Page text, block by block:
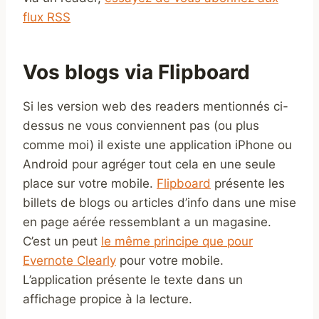
flux RSS
Vos blogs via Flipboard
Si les version web des readers mentionnés ci-
dessus ne vous conviennent pas (ou plus
comme moi) il existe une application iPhone ou
Android pour agréger tout cela en une seule
place sur votre mobile. Flipboard présente les
billets de blogs ou articles d’info dans une mise
en page aérée ressemblant a un magasine.
C’est un peut le même principe que pour
Evernote Clearly pour votre mobile.
L’application présente le texte dans un
affichage propice à la lecture.